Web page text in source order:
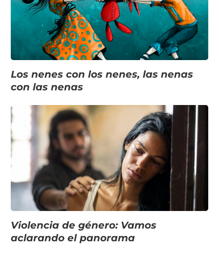
Los nenes con los nenes, las nenas
con las nenas
Violencia de género: Vamos
aclarando el panorama